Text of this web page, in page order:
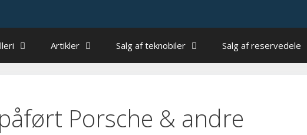
Artikler Salg af teknobiler Salg af reservedele
Porsche & andre